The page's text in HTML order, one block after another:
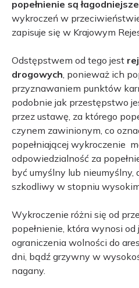
popełnienie są łagodniejsze
wykroczeń w
zapisuje się w Krajowym
Odstępstwem od tego jest
drogowych, ponieważ ich
przyznawaniem punktów
podobnie jak przestępstwo
przez ustawę, za którego
czynem zawinionym, co
popełniającej wykroczenie
odpowiedzialność za
być umyślny lub nieumyślny,
szkodliwy w stopniu
Wykroczenie różni się od
popełnienie, która wynosi
ograniczenia wolności do
dni, bądź grzywny w
nagany.